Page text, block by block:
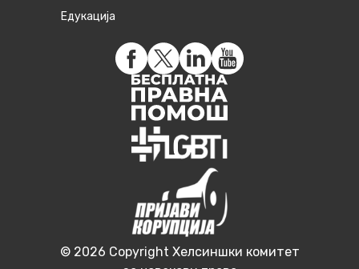
Едукација
© 2026 Copyright Хелсиншки комитет